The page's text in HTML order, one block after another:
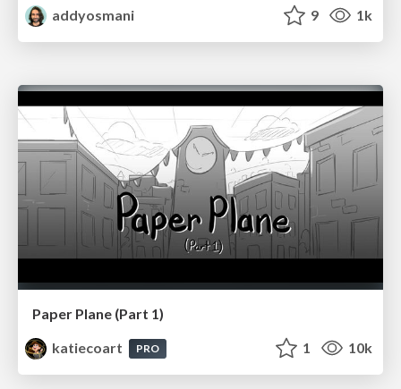
addyosmani
9 1k
Paper Plane (Part 1)
katiecoart
PRO 1 10k